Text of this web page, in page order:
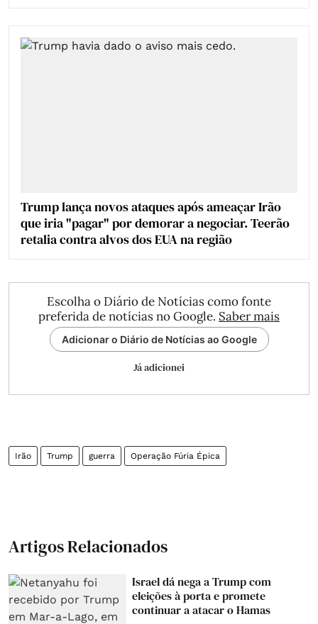
Trump lança novos ataques após ameaçar Irão
que iria "pagar" por demorar a negociar. Teerão
retalia contra alvos dos EUA na região
Escolha o Diário de Notícias como fonte
preferida de notícias no Google. Saber mais
Adicionar o Diário de Notícias ao Google
Já adicionei
Irão Trump guerra Operação Fúria Épica
Artigos Relacionados
Israel dá nega a Trump com
eleições à porta e promete
continuar a atacar o Hamas